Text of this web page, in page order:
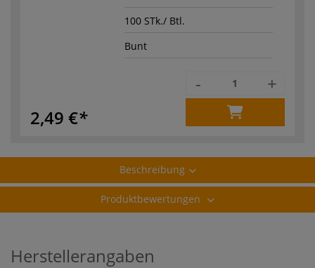
100 STk./ Btl.
Bunt
2,49 €
- +
Beschreibung
Produktbewertungen
Herstellerangaben